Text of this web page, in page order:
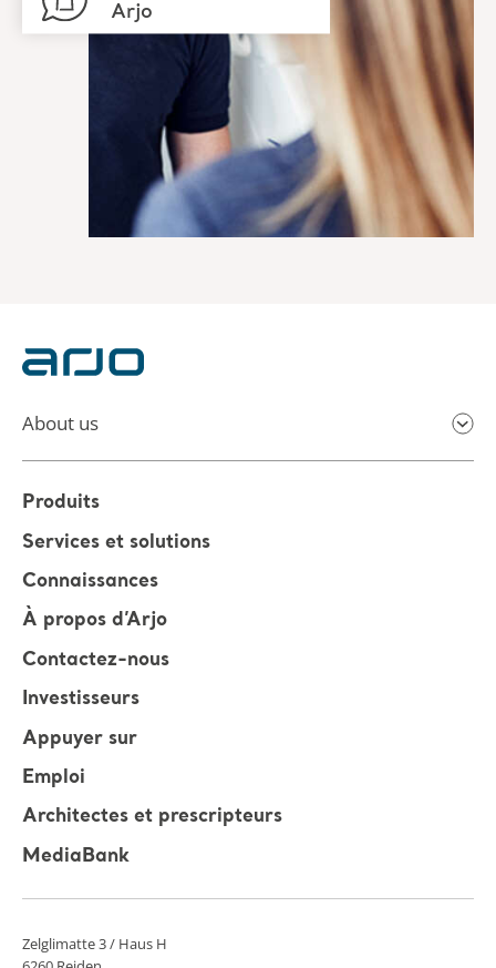
Arjo
About us
Produits
Services et solutions
Connaissances
À propos d’Arjo
Contactez-nous
Investisseurs
Appuyer sur
Emploi
Architectes et prescripteurs
MediaBank
Zelglimatte 3 / Haus H